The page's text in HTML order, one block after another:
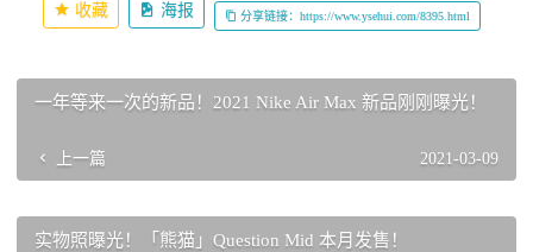
收藏 海报 分享链接：https://www.ysehui.com/8395.html
一年等来一次的新品！2021 Nike Air Max 新品刚刚曝光！
上一篇 2021-03-09
实物照曝光！「熊猫」Question Mid 本月发售！